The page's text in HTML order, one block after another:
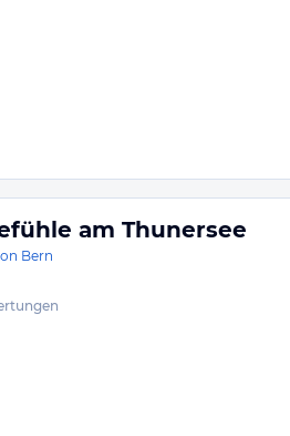
am Thunersee
Bern